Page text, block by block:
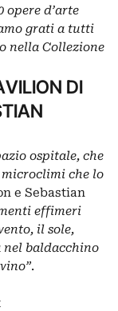
opere d’arte
grati a tutti
nella Collezione
DI
ospitale, che
microclimi che lo
e Sebastian
effimeri
il sole,
nel baldacchino
.